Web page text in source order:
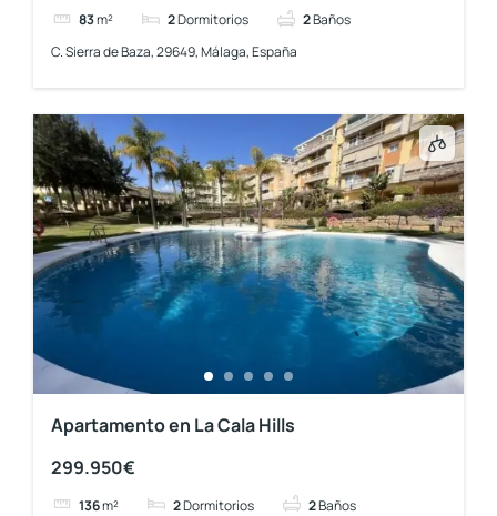
83m² 2Dormitorios 2Baños
C. Sierra de Baza, 29649, Málaga, España
Apartamento en La Cala Hills
299.950€
136m² 2Dormitorios 2Baños